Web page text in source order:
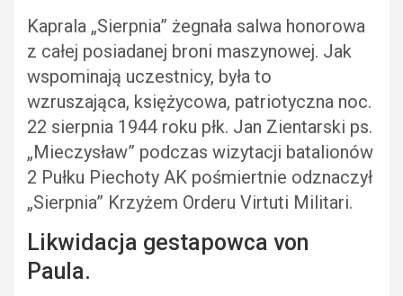
Kaprala „Sierpnia” żegnała salwa honorowa
z całej posiadanej broni maszynowej. Jak
wspominają uczestnicy, była to
wzruszająca, księżycowa, patriotyczna noc.
22 sierpnia 1944 roku płk. Jan Zientarski ps.
„Mieczysław” podczas wizytacji batalionów
2 Pułku Piechoty AK pośmiertnie odznaczył
„Sierpnia” Krzyżem Orderu Virtuti Militari.
Likwidacja gestapowca von
Paula.